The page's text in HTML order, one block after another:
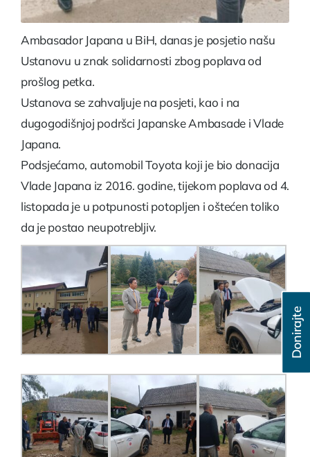
Ambasador Japana u BiH, danas je posjetio našu
Ustanovu u znak solidarnosti zbog poplava od
prošlog petka.
Ustanova se zahvaljuje na posjeti, kao i na
dugogodišnjoj podršci Japanske Ambasade i Vlade
Japana.
Podsjećamo, automobil Toyota koji je bio donacija
Vlade Japana iz 2016. godine, tijekom poplava od 4.
listopada je u potpunosti potopljen i oštećen toliko
da je postao neupotrebljiv.
Donirajte